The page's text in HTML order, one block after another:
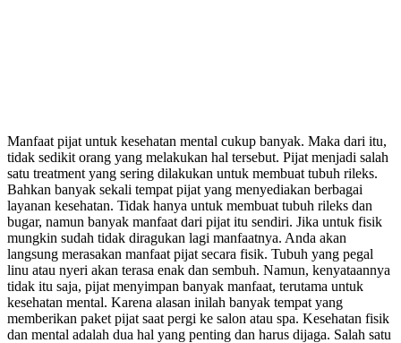
Manfaat pijat untuk kesehatan mental cukup banyak. Maka dari itu,
tidak sedikit orang yang melakukan hal tersebut. Pijat menjadi salah
satu treatment yang sering dilakukan untuk membuat tubuh rileks.
Bahkan banyak sekali tempat pijat yang menyediakan berbagai
layanan kesehatan. Tidak hanya untuk membuat tubuh rileks dan
bugar, namun banyak manfaat dari pijat itu sendiri. Jika untuk fisik
mungkin sudah tidak diragukan lagi manfaatnya. Anda akan
langsung merasakan manfaat pijat secara fisik. Tubuh yang pegal
linu atau nyeri akan terasa enak dan sembuh. Namun, kenyataannya
tidak itu saja, pijat menyimpan banyak manfaat, terutama untuk
kesehatan mental. Karena alasan inilah banyak tempat yang
memberikan paket pijat saat pergi ke salon atau spa. Kesehatan fisik
dan mental adalah dua hal yang penting dan harus dijaga. Salah satu